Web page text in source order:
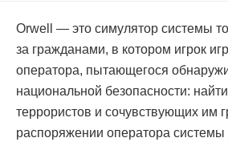
Orwell — это симулятор системы
за гражданами, в котором игрок
оператора, пытающегося
национальной безопасности:
террористов и сочувствующих им
распоряжении оператора системы